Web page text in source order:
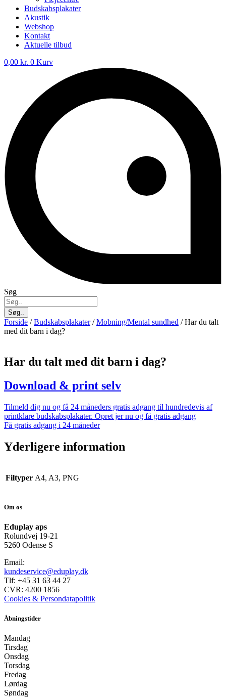
Budskabsplakater
Akustik
Webshop
Kontakt
Aktuelle tilbud
0,00 kr. 0 Kurv
Søg
Søg..
Forside /Budskabsplakater/Mobning/Mental sundhed / Har du talt
med dit barn i dag?
Har du talt med dit barn i dag?
Download & print selv
Tilmeld dig nu og få 24 måneders gratis adgang til hundredevis af
printklare budskabsplakater. Opret jer nu og få gratis adgang
Få gratis adgang i 24 måneder
Yderligere information
Filtyper A4, A3, PNG
Om os
Eduplay aps
Rolundvej 19-21
5260 Odense S
Email:
kundeservice@eduplay.dk
Tlf: +45 31 63 44 27
CVR: 4200 1856
Cookies & Persondatapolitik
Åbningstider
Mandag
Tirsdag
Onsdag
Torsdag
Fredag
Lørdag
Søndag